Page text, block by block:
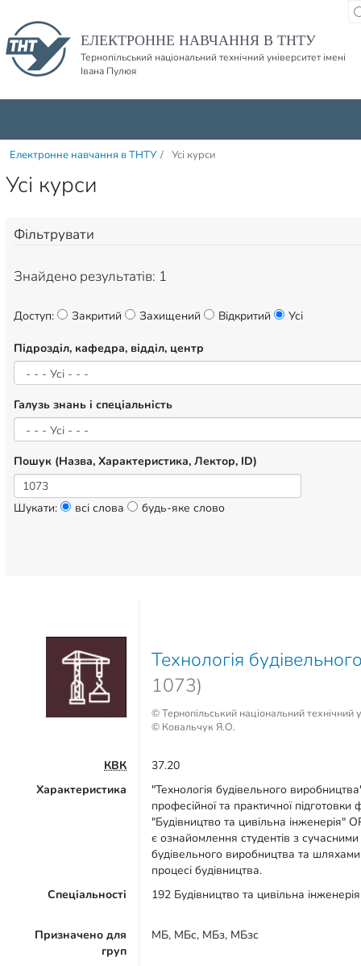
ЕЛЕКТРОННЕ НАВЧАННЯ В ТНТУ
Тернопільський національний технічний університет імені
Івана Пулюя
Електронне навчання в ТНТУ / Усі курси
Усі курси
Фільтрувати
Знайдено результатів: 1
Доступ: Закритий Захищений Відкритий Усі
Підрозділ, кафедра, відділ, центр
Галузь знань і спеціальність
Пошук (Назва, Характеристика, Лектор, ID)
Шукати: всі слова будь-яке слово
Технологія
1073)
© Тернопільський національний
© Ковальчук Я.О.
КВК
37.20
Характеристика
"Технологія будівельного
професійної та практичної підготовки
"Будівництво та цивільна
є ознайомлення студентів з
будівельного виробництва та
процесі будівництва.
Спеціальності
192 Будівництво та цивільна
Призначено для
груп
МБ, МБс, МБз, МБзс